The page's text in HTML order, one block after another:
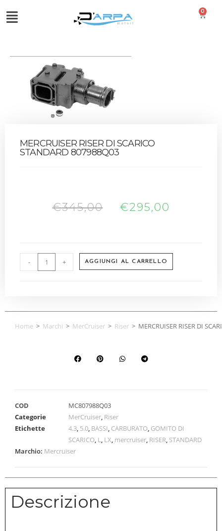
0
MERCRUISER RISER DI SCARICO
STANDARD 807988Q03
€345,00 €295,00
- + AGGIUNGI AL CARRELLO
Home > Marchi > MerCruiser > Riser > MERCRUISER RISER DI
COD
MC807988Q03
Categorie
MerCruiser, Riser
Etichette
4.3, 5.0, BASSI, CARBURATO, GOMITO DI
SCARICO, L, LX, mercruiser, RISER, STANDARD
Marchio: Mercruiser
Descrizione